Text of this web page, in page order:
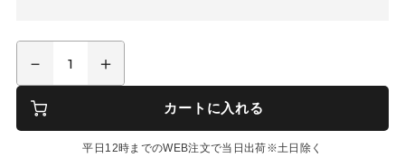
カートに入れる
平日12時までのWEB注文で当日出荷※土日除く